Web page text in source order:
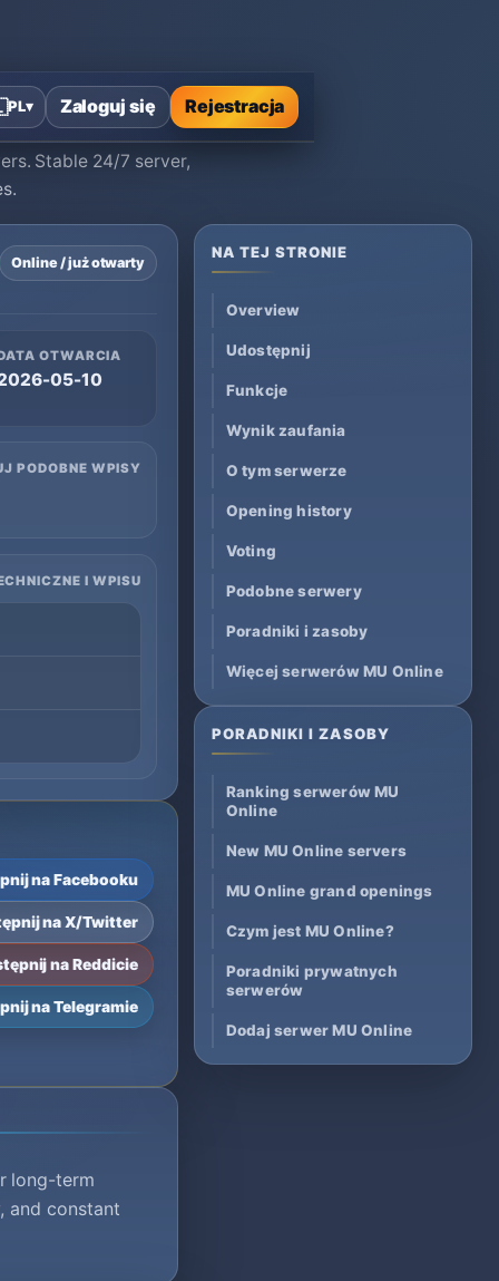
PL▾ Zaloguj się Rejestracja
Stable 24/7 server,
Online / już otwarty
OTWARCIA
05-10
PODOBNE WPISY
I WPISU
na Facebooku
na X/Twitter
na Reddicie
na Telegramie
long-term
and constant
NA TEJ STRONIE
Overview
Udostępnij
Funkcje
Wynik zaufania
O tym serwerze
Opening history
Voting
Podobne serwery
Poradniki i zasoby
Więcej serwerów MU Online
PORADNIKI I ZASOBY
Ranking serwerów MU
Online
New MU Online servers
MU Online grand openings
Czym jest MU Online?
Poradniki prywatnych
serwerów
Dodaj serwer MU Online